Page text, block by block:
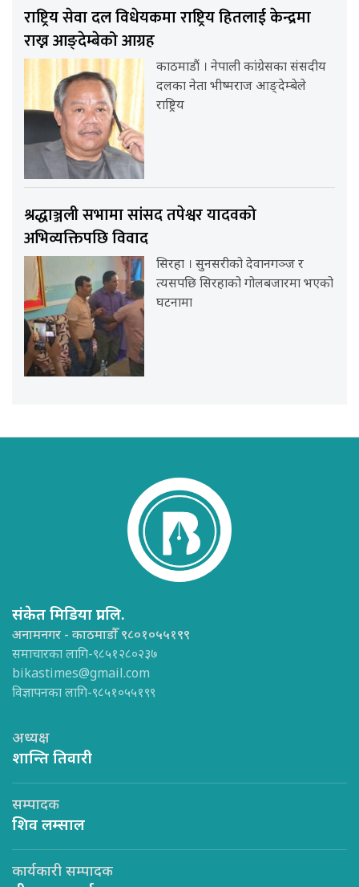
राष्ट्रिय सेवा दल विधेयकमा राष्ट्रिय हितलाई केन्द्रमा
राख्न आङ्देम्बेको आग्रह
काठमाडौं । नेपाली कांग्रेसका संसदीय
दलका नेता भीष्मराज आङ्देम्बेले
राष्ट्रिय
श्रद्धाञ्जली सभामा सांसद तपेश्वर यादवको
अभिव्यक्तिपछि विवाद
सिरहा । सुनसरीको देवानगञ्ज र
त्यसपछि सिरहाको गोलबजारमा भएको
घटनामा
संकेत मिडिया प्रा.लि.
अनामनगर - काठमाडौँ ९८०१०५५१९९
समाचारका लागि-९८५१२८०२३७
bikastimes@gmail.com
विज्ञापनका लागि-९८५१०५५१९९
अध्यक्ष
शान्ति तिवारी
सम्पादक
शिव लम्साल
कार्यकारी सम्पादक